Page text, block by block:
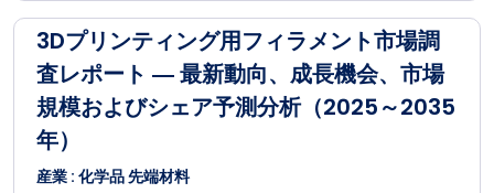
3Dプリンティング用フィラメント市場調
査レポート ― 最新動向、成長機会、市場
規模およびシェア予測分析（2025～2035
年）
産業 : 化学品 先端材料